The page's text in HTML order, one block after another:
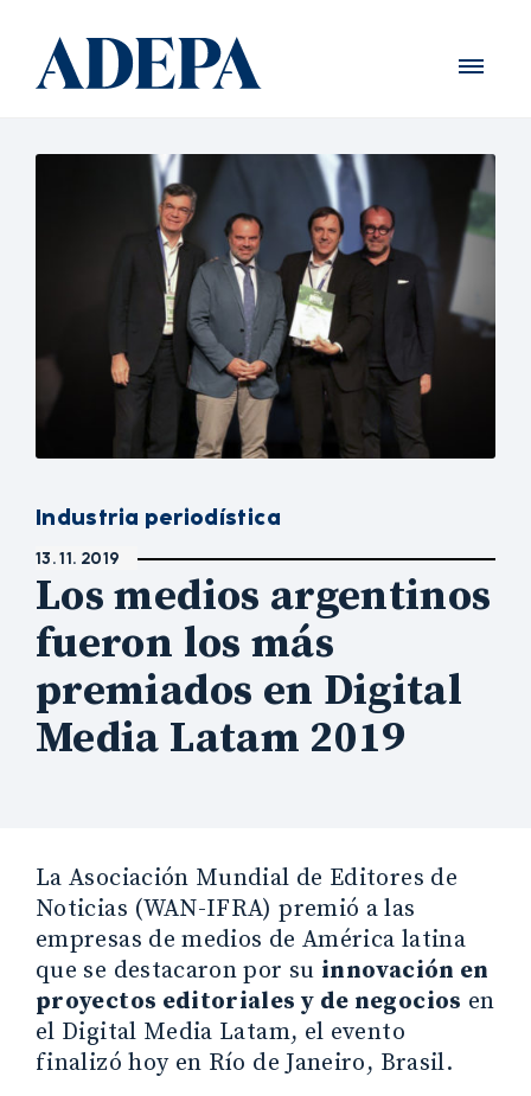
Industria periodística
13. 11. 2019
Los medios argentinos
fueron los más
premiados en Digital
Media Latam 2019
La Asociación Mundial de Editores de
Noticias (WAN-IFRA) premió a las
empresas de medios de América latina
que se destacaron por su innovación en
proyectos editoriales y de negocios en
el Digital Media Latam, el evento
finalizó hoy en Río de Janeiro, Brasil.